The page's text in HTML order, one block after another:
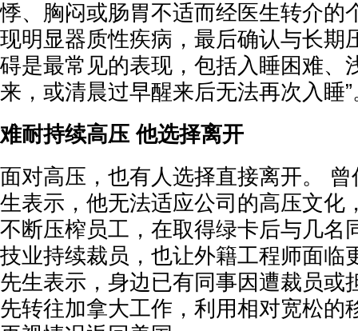
悸、胸闷或肠胃不适而经医生转介的
现明显器质性疾病，最后确认与长期
碍是最常见的表现，包括入睡困难、
来，或清晨过早醒来后无法再次入睡”
难耐持续高压 他选择离开
面对高压，也有人选择直接离开。
生表示，他无法适应公司的高压文化
不断压榨员工，在取得绿卡后与几名
技业持续裁员，也让外籍工程师面临
先生表示，身边已有同事因遭裁员或
先转往加拿大工作，利用相对宽松的